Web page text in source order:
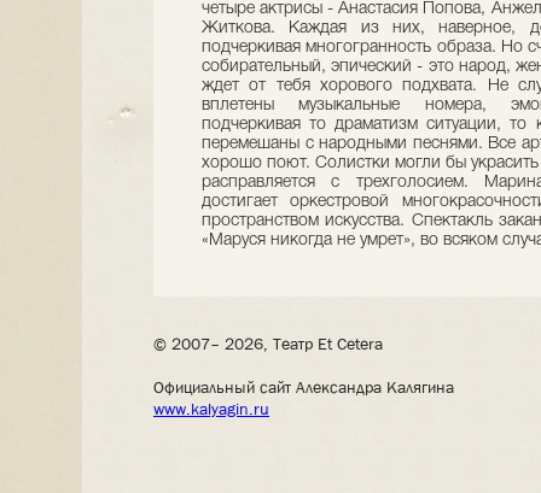
четыре актрисы - Анастасия Попова,
Житкова. Каждая из них, наверное,
подчеркивая многогранность образа. Но
собирательный, эпический - это народ,
ждет от тебя хорового подхвата. Не
вплетены музыкальные номера,
подчеркивая то драматизм ситуации,
перемешаны с народными песнями. Все
хорошо поют. Солистки могли бы украсить
расправляется с трехголосием.
достигает оркестровой
пространством искусства. Спектакль
«Маруся никогда не умрет», во всяком
© 2007– 2026, Театр Et Cetera
Официальный сайт Александра Калягина
www.kalyagin.ru